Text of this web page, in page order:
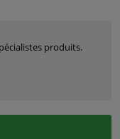
produits.